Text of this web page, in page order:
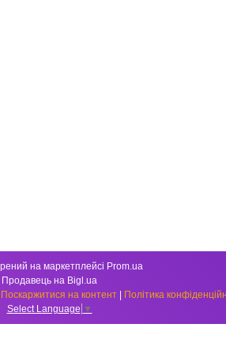
на маркетплейсі Prom.ua
Продавець на Bigl.ua
Поскаржитися на контент | Політика
Select Language ▼